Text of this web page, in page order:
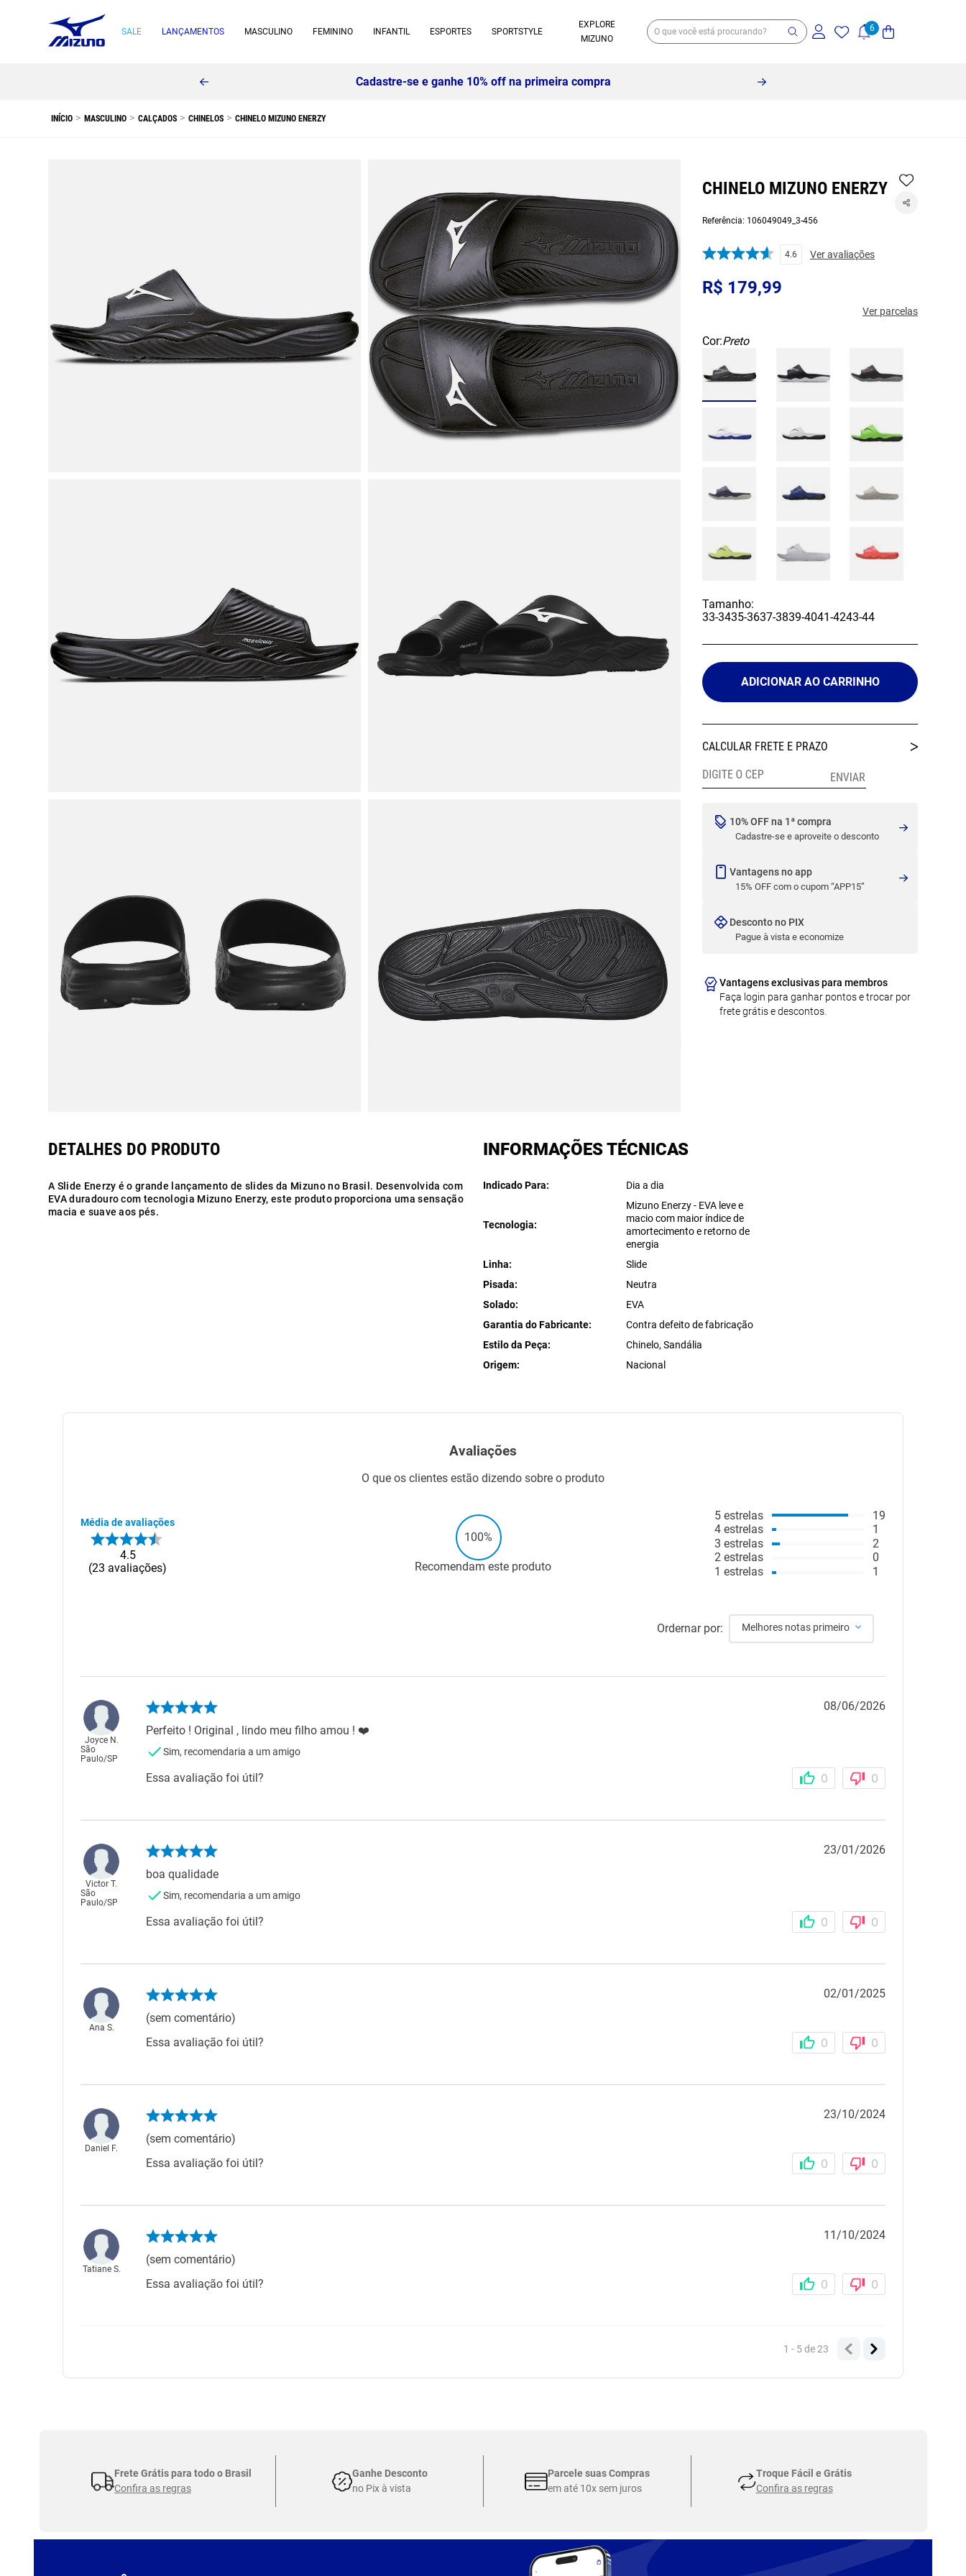
SALE LANÇAMENTOS MASCULINO FEMININO INFANTIL ESPORTES SPORTSTYLE
EXPLORE
MIZUNO
Cadastre-se e ganhe 10% off na primeira compra
MASCULINO CALÇADOS CHINELOS CHINELO MIZUNO ENERZY
CHINELO MIZUNO ENERZY
Referência: 106049049_3-456
4.6 Ver avaliações
R$ 179,99
Ver parcelas
Cor:Preto
Tamanho:
33-3435-3637-3839-4041-4243-44
ADICIONAR AO CARRINHO
10% OFF na 1ª compra
Cadastre-se e aproveite o desconto
Vantagens no app
15% OFF com o cupom “APP15”
Desconto no PIX
Pague à vista e economize
Vantagens exclusivas para membros
Faça login para ganhar pontos e trocar por
frete grátis e descontos.
A Slide Enerzy é o grande lançamento de slides da Mizuno no Brasil. Desenvolvida com
EVA duradouro com tecnologia Mizuno Enerzy, este produto proporciona uma sensação
macia e suave aos pés.
INFORMAÇÕES TÉCNICAS
Indicado Para Dia a dia
Tecnologia
Mizuno Enerzy - EVA leve e
macio com maior índice de
amortecimento e retorno de
energia
Linha
Slide
Pisada
Neutra
Solado
EVA
Garantia do Fabricante
Contra defeito de fabricação
Estilo da Peça
Chinelo, Sandália
Origem
Nacional
Avaliações
O que os clientes estão dizendo sobre o produto
Média de avaliações
4.5
23 avaliações
100%
Recomendam este produto
5 estrelas
4 estrelas
3 estrelas
2 estrelas
1 estrelas
19
1
2
0
1
Ordernar por: Melhores notas primeiro
Joyce N.
São
Paulo/SP
08/06/2026
Perfeito ! Original , lindo meu filho amou ! ❤️
Sim, recomendaria a um amigo
Essa avaliação foi útil? 0 0
Victor T.
São
Paulo/SP
23/01/2026
boa qualidade
Sim, recomendaria a um amigo
Essa avaliação foi útil? 0 0
Ana S.
02/01/2025
(sem comentário)
Essa avaliação foi útil?
0 0
Daniel F.
23/10/2024
(sem comentário)
Essa avaliação foi útil?
0 0
Tatiane S.
11/10/2024
(sem comentário)
Essa avaliação foi útil?
0 0
1 - 5de23
Frete Grátis para todo o Brasil
Confira as regras
Ganhe Desconto
no Pix à vista
Parcele suas Compras
em até 10x sem juros
Troque Fácil e Grátis
Confira as regras